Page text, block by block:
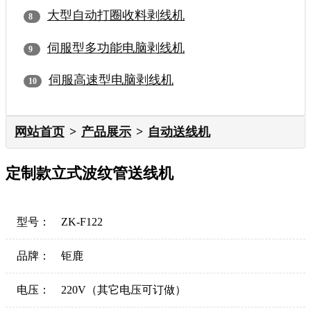
大型自动打圈收料剥线机
伺服型多功能电脑剥线机
伺服高速型电脑剥线机
网站首页 产品展示 自动送线机
定制款立式波纹管送线机
型号： ZK-F122
品牌： 钜鹿
电压： 220V（其它电压可订做）